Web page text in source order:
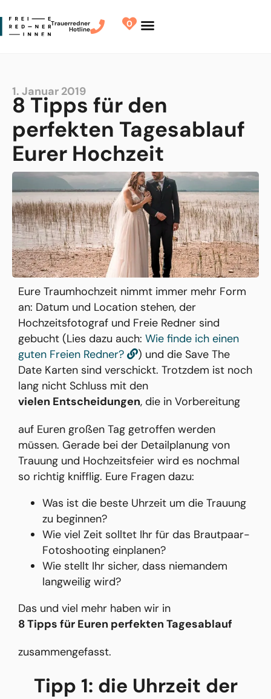
Trauerredner
Hotline
0
1. Januar 2019
8 Tipps für den
perfekten Tagesablauf
Eurer Hochzeit
Eure Traumhochzeit nimmt immer mehr Form
an: Datum und Location stehen, der
Hochzeitsfotograf und Freie Redner sind
gebucht (Lies dazu auch: Wie finde ich einen
guten Freien Redner?
) und die Save The
Date Karten sind verschickt. Trotzdem ist noch
lang nicht Schluss mit den
vielen Entscheidungen, die in Vorbereitung
auf Euren großen Tag getroffen werden
müssen. Gerade bei der Detailplanung von
Trauung und Hochzeitsfeier wird es nochmal
so richtig knifflig. Eure Fragen dazu:
Was ist die beste Uhrzeit um die Trauung
zu beginnen?
Wie viel Zeit solltet Ihr für das Brautpaar-
Fotoshooting einplanen?
Wie stellt Ihr sicher, dass niemandem
langweilig wird?
Das und viel mehr haben wir in
8 Tipps für Euren perfekten Tagesablauf
zusammengefasst.
Tipp 1: die Uhrzeit der